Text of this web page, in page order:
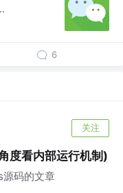
6
关注
度看内部运行机制)
码的文章